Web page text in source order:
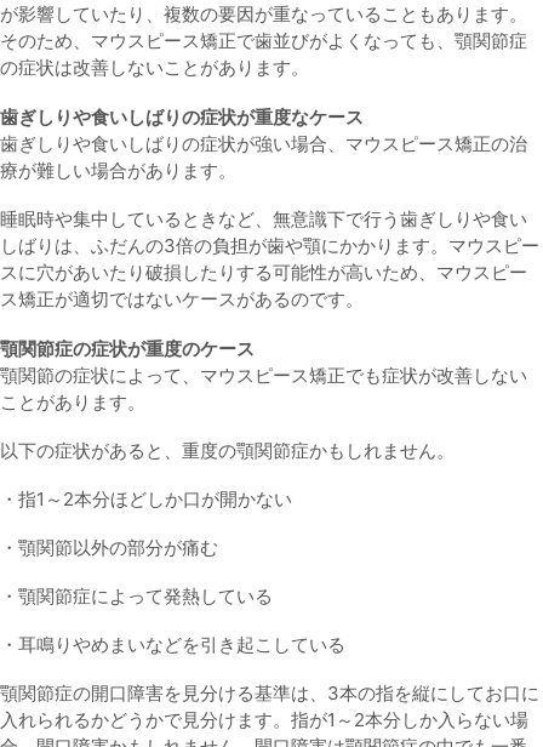
が影響していたり、複数の要因が重なっていることもあります。
そのため、マウスピース矯正で歯並びがよくなっても、顎関節症
の症状は改善しないことがあります。
歯ぎしりや食いしばりの症状が重度なケース
歯ぎしりや食いしばりの症状が強い場合、マウスピース矯正の治
療が難しい場合があります。
睡眠時や集中しているときなど、無意識下で行う歯ぎしりや食い
しばりは、ふだんの3倍の負担が歯や顎にかかります。マウスピー
スに穴があいたり破損したりする可能性が高いため、マウスピー
ス矯正が適切ではないケースがあるのです。
顎関節症の症状が重度のケース
顎関節の症状によって、マウスピース矯正でも症状が改善しない
ことがあります。
以下の症状があると、重度の顎関節症かもしれません。
・指1～2本分ほどしか口が開かない
・顎関節以外の部分が痛む
・顎関節症によって発熱している
・耳鳴りやめまいなどを引き起こしている
顎関節症の開口障害を見分ける基準は、3本の指を縦にしてお口に
入れられるかどうかで見分けます。指が1～2本分しか入らない場